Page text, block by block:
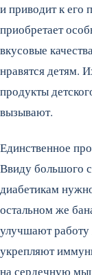
и приводит к его
приобретает
вкусовые
нравятся детям.
продукты
вызывают.
Единственное
Ввиду большого
диабетикам
остальном же
улучшают
укрепляют
на сердечную